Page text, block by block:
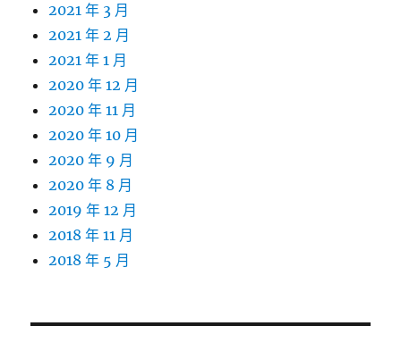
2021 年 3 月
2021 年 2 月
2021 年 1 月
2020 年 12 月
2020 年 11 月
2020 年 10 月
2020 年 9 月
2020 年 8 月
2019 年 12 月
2018 年 11 月
2018 年 5 月